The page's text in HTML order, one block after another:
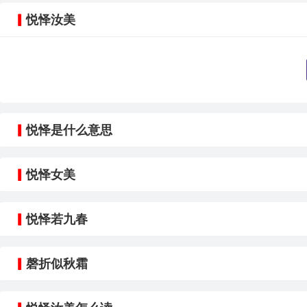
悦怿汝美
悦怿是什么意思
悦怿女美
悦怿若九春
磬折似秋霜